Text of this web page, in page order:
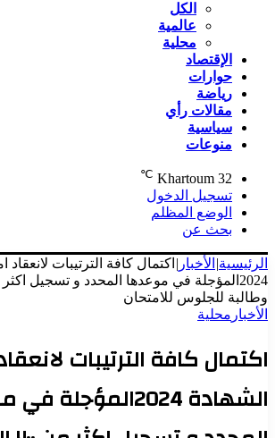
الكل
عالمية
محلية
الإقتصاد
حوارات
رياضة
مقالات رأي
سياسية
منوعات
Khartoum 32
℃
تسجيل الدخول
الوضع المظلم
بحث عن
الرئيسية| الأخبار | اكتمال كافة الترتيبات لانعقاد
وطالبة للجلوس للامتحان
الأخبار محلية
اكتمال كافة الترتيبات
الشهادة